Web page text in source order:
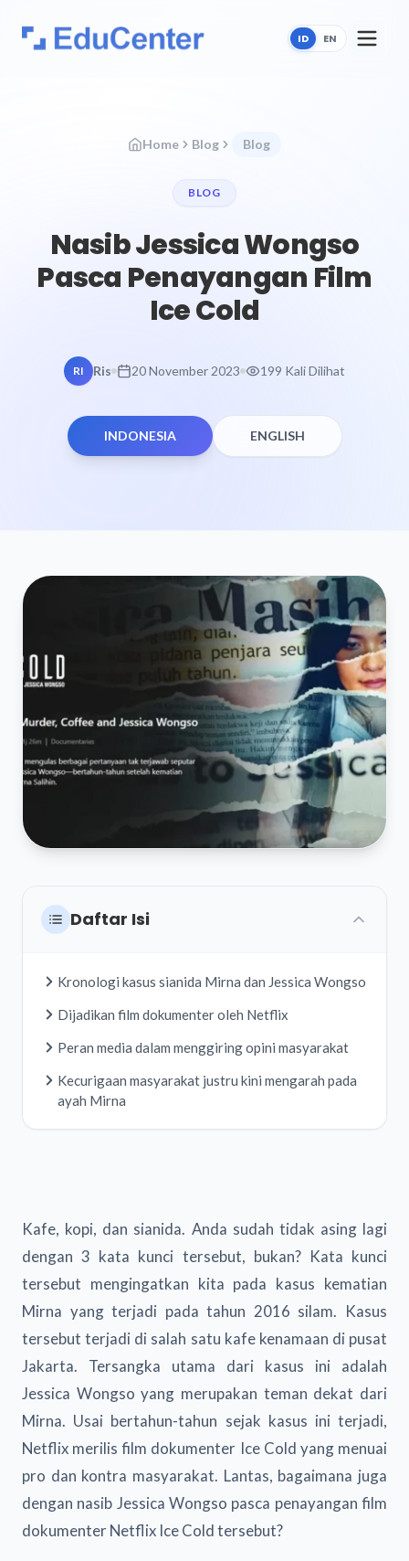
ID EN
Home Blog Blog
BLOG
Nasib Jessica Wongso
Pasca Penayangan Film
Ice Cold
RI Ris 20 November 2023 199 Kali Dilihat
INDONESIA ENGLISH
Daftar Isi
Kronologi kasus sianida Mirna dan Jessica Wongso
Dijadikan film dokumenter oleh Netflix
Peran media dalam menggiring opini masyarakat
Kecurigaan masyarakat justru kini mengarah pada
ayah Mirna
Kafe, kopi, dan sianida. Anda sudah tidak asing lagi
dengan 3 kata kunci tersebut, bukan? Kata kunci
tersebut mengingatkan kita pada kasus kematian
Mirna yang terjadi pada tahun 2016 silam. Kasus
tersebut terjadi di salah satu kafe kenamaan di pusat
Jakarta. Tersangka utama dari kasus ini adalah
Jessica Wongso yang merupakan teman dekat dari
Mirna. Usai bertahun-tahun sejak kasus ini terjadi,
Netflix merilis film dokumenter Ice Cold yang menuai
pro dan kontra masyarakat. Lantas, bagaimana juga
dengan nasib Jessica Wongso pasca penayangan film
dokumenter Netflix Ice Cold tersebut?